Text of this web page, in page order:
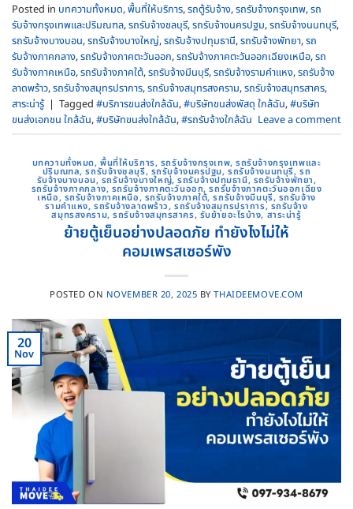
Posted in บทความทั้งหมด,พื้นที่ให้บริการ,รถตู้รับจ้าง,รถรับจ้างกรุงเทพ,รถ
รับจ้างกรุงเทพและปริมณฑล,รถรับจ้างชลบุรี,รถรับจ้างนครปฐม,รถรับจ้างนนทบุรี,
รถรับจ้างบางบอน,รถรับจ้างบางใหญ่,รถรับจ้างปทุมธานี,รถรับจ้างพัทยา,รถ
รับจ้างภาคกลาง,รถรับจ้างภาคตะวันออก,รถรับจ้างภาคตะวันออกเฉียงเหนือ,รถ
รับจ้างภาคเหนือ,รถรับจ้างภาคใต้,รถรับจ้างมีนบุรี,รถรับจ้างรามคําแหง,รถรับจ้าง
ลาดพร้าว,รถรับจ้างสมุทรปราการ,รถรับจ้างสมุทรสงคราม,รถรับจ้างสมุทรสาคร,
สาระน่ารู้ | Tagged #บริการขนส่งใกล้ฉัน,#บริษัทขนส่งพัสดุ ใกล้ฉัน,#บริษัท
ขนส่งเอกชน ใกล้ฉัน,#บริษัทขนส่งใกล้ฉัน,#รถรับจ้างใกล้ฉัน Leave a comment
บทความทั้งหมด,พื้นที่ให้บริการ, รถรับจ้างกรุงเทพ,รถรับจ้างกรุงเทพและ
ปริมณฑล,รถรับจ้างชลบุรี, รถรับจ้างนครปฐม,รถรับจ้างนนทบุรี, รถ
รับจ้างบางบอน, รถรับจ้างบางใหญ่,รถรับจ้างปทุมธานี, รถรับจ้างพัทยา,
รถรับจ้างภาคกลาง, รถรับจ้างภาคตะวันออก,รถรับจ้างภาคตะวันออกเฉียง
เหนือ, รถรับจ้างภาคเหนือ, รถรับจ้างภาคใต้,รถรับจ้างมีนบุรี, รถรับจ้าง
รามคําแหง,รถรับจ้างลาดพร้าว, รถรับจ้างสมุทรปราการ, รถรับจ้าง
สมุทรสงคราม,รถรับจ้างสมุทรสาคร, รับย้ายอะไรบ้าง,สาระน่ารู้
ย้ายตู้เย็นอย่างปลอดภัย ทำยังไงไม่ให้
คอมเพรสเซอร์พัง
POSTED ON NOVEMBER 20, 2025 BYTHAIDEEMOVE.COM
20
Nov